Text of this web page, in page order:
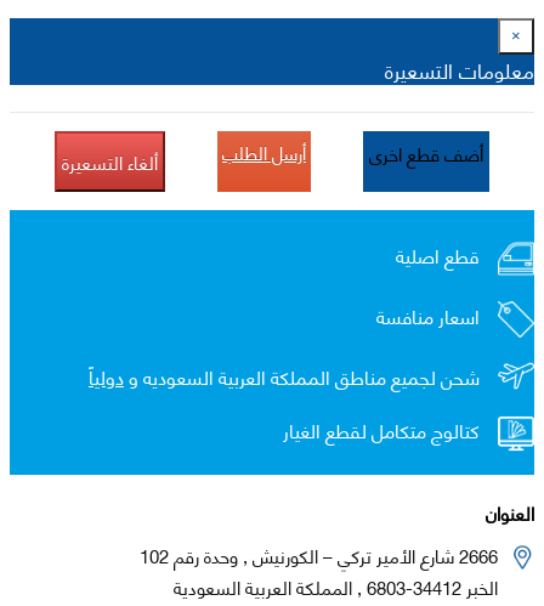
×
معلومات التسعيرة
أضف قطع اخرى أرسل الطلب ألغاء التسعيرة
قطع اصلية
اسعار منافسة
شحن لجميع مناطق المملكة العربية السعوديه ودولياً
كتالوج متكامل لقطع الغيار
العنوان
2666 شارع الأمير تركي – الكورنيش , وحدة رقم 102
الخبر 34412-6803 , المملكة العربية السعودية